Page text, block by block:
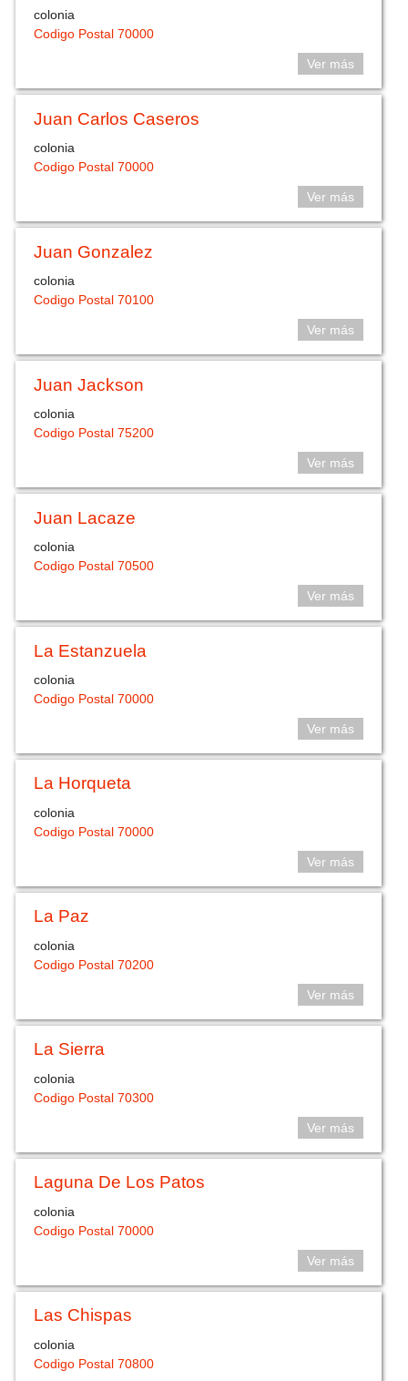
colonia
Codigo Postal 70000
Ver más
Juan Carlos Caseros
colonia
Codigo Postal 70000
Ver más
Juan Gonzalez
colonia
Codigo Postal 70100
Ver más
Juan Jackson
colonia
Codigo Postal 75200
Ver más
Juan Lacaze
colonia
Codigo Postal 70500
Ver más
La Estanzuela
colonia
Codigo Postal 70000
Ver más
La Horqueta
colonia
Codigo Postal 70000
Ver más
La Paz
colonia
Codigo Postal 70200
Ver más
La Sierra
colonia
Codigo Postal 70300
Ver más
Laguna De Los Patos
colonia
Codigo Postal 70000
Ver más
Las Chispas
colonia
Codigo Postal 70800